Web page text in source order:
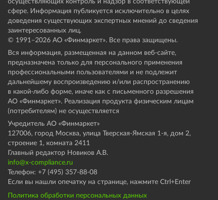
осуществляющих контроль и надзор в соответствующей
сфере. Информация публикуется исключительно в целях
доведения существующих экспертных мнений до сведения
заинтересованных лиц.
© 1991–2026 АО «Финмаркет». Все права защищены.
Вся информация, размещенная на данном веб-сайте,
предназначена только для персонального применения
профессиональными пользователями и не подлежит
дальнейшему воспроизведению и/или распространению
в какой-либо форме, иначе как с письменного разрешения
АО «Финмаркет». Реализация продукта физическим лицам
(потребителям) не осуществляется
Учредитель АО «Финмаркет»
127006, город Москва, улица Тверская-Ямская 1-я, дом 2,
строение 1, комната 2411
Главный редактор Новиков А.В.
info@x-compliance.ru
Телефон: +7 (495) 357-88-08
Если вы нашли опечатку на странице, нажмите Ctrl+Enter
Политика обработки персональных данных